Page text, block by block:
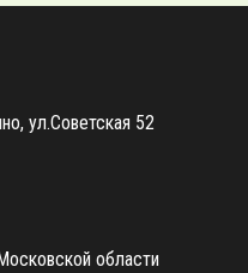
ул.Советская 52
области